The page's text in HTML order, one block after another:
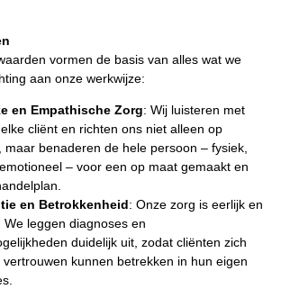
vormen de basis van alles wat we
aan onze werkwijze:
en Empathische Zorg: Wij luisteren met
cliënt en richten ons niet alleen op
maar benaderen de hele persoon – fysiek,
– voor een op maat gemaakt en
en Betrokkenheid: Onze zorg is eerlijk en
leggen diagnoses en
duidelijk uit, zodat cliënten zich
kunnen betrekken in hun eigen